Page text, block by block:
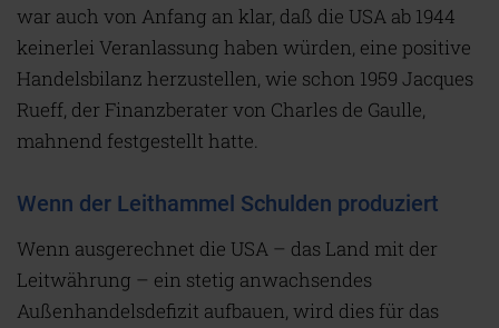
war auch von Anfang an klar, daß die USA ab 1944
keinerlei Veranlassung haben würden, eine positive
Handelsbilanz herzustellen, wie schon 1959 Jacques
Rueff, der Finanzberater von Charles de Gaulle,
mahnend festgestellt hatte.
Wenn der Leithammel Schulden produziert
Wenn ausgerechnet die USA – das Land mit der
Leitwährung – ein stetig anwachsendes
Außenhandelsdefizit aufbauen, wird dies für das